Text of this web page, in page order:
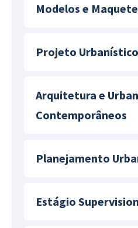
Modelos e
Projeto Urbanístico
Arquitetura e
Contemporâneos
Planejamento
Estágio